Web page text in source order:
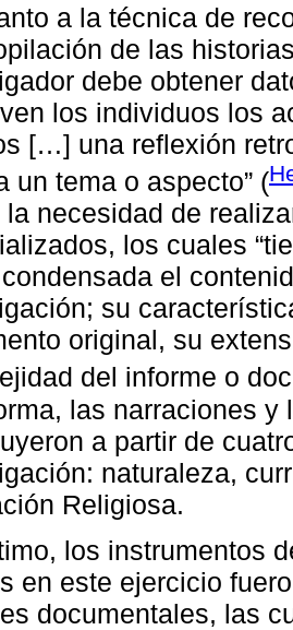
a la técnica de
de las
debe obtener
los individuos los
[…] una reflexión
un tema o aspecto” (
la necesidad de
los cuales
el
su
original, su
del informe o
las narraciones
a partir de
naturaleza,
Religiosa.
los instrumentos
en este ejercicio
documentales, las